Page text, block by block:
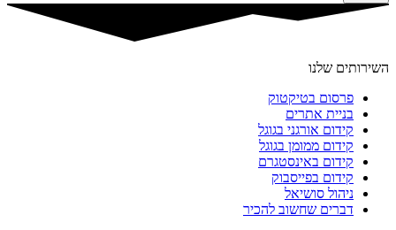
השירותים שלנו
פרסום בטיקטוק
בניית אתרים
קידום אורגני בגוגל
קידום ממומן בגוגל
קידום באינסטגרם
קידום בפייסבוק
ניהול סושיאל
דברים שחשוב להכיר